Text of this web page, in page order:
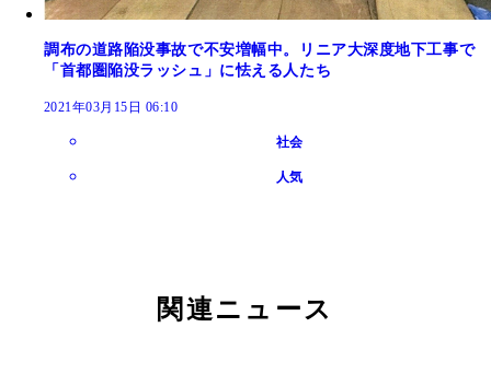
調布の道路陥没事故で不安増幅中。リニア大深度地下工事で
「首都圏陥没ラッシュ」に怯える人たち
2021年03月15日 06:10
社会
人気
関連ニュース